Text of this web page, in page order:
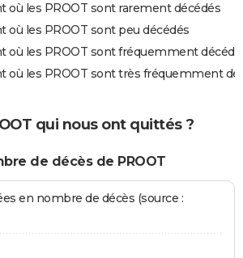
où les PROOT sont rarement décédés
où les PROOT sont peu décédés
où les PROOT sont fréquemment
où les PROOT sont très fréquemment
qui nous ont quittés ?
de décès de PROOT
en nombre de décès (source :